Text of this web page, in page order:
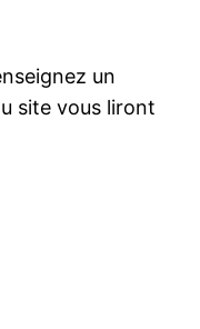
un
site vous liront